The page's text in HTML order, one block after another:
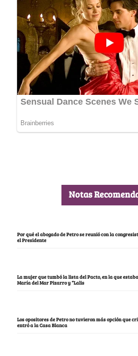
Notas
Por qué el abogado de Petro se reunió con la
el Presidente
La mujer que tumbó la lista del Pacto, en la que
María del Mar Pizarro y “Lalis
Los opositores de Petro no tuvieron más opción que
entró a la Casa Blanca